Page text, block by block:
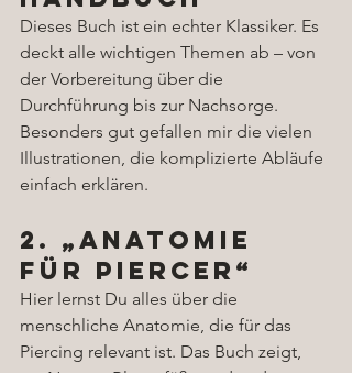
Dieses Buch ist ein echter Klassiker. Es
deckt alle wichtigen Themen ab – von
der Vorbereitung über die
Durchführung bis zur Nachsorge.
Besonders gut gefallen mir die vielen
Illustrationen, die komplizierte Abläufe
einfach erklären.
2. „Anatomie
für Piercer“
Hier lernst Du alles über die
menschliche Anatomie, die für das
Piercing relevant ist. Das Buch zeigt,